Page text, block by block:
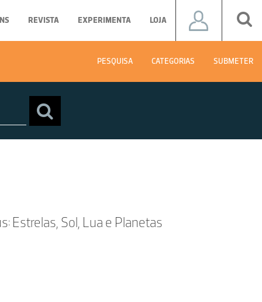
REVISTA EXPERIMENTA LOJA
PESQUISA CATEGORIAS SUBMETER
Estrelas, Sol, Lua e Planetas